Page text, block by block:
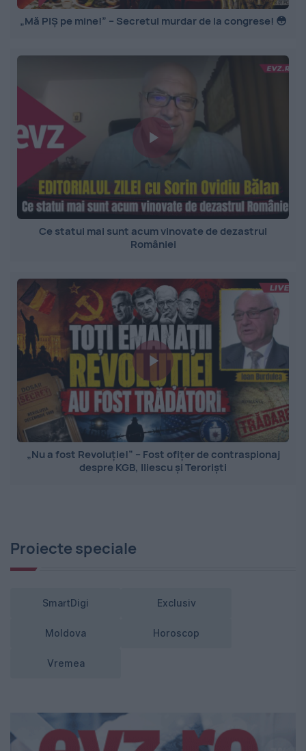
„Mă PIȘ pe mine!” – Secretul murdar de la congrese! 😳
Ce statui mai sunt acum vinovate de dezastrul
României
„Nu a fost Revoluție!” – Fost ofițer de contraspionaj
despre KGB, Iliescu și Teroriști
Proiecte speciale
SmartDigi Exclusiv
Moldova Horoscop
Vremea